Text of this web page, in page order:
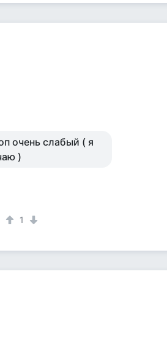
очень слабый ( я
)
1